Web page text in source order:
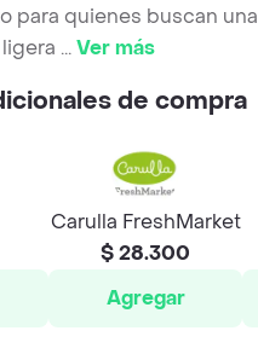
para quienes buscan una
...Ver más
de compra
Carulla FreshMarket
$ 28.300
Agregar